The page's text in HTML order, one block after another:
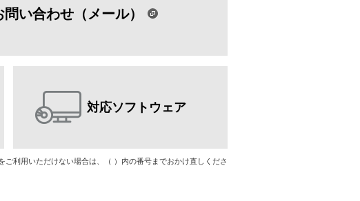
問い合わせ（メール）
対応ソフトウェア
利用いただけない場合は、（ ）内の番号までおかけ直しくださ